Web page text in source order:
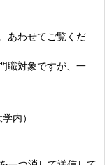
あわせてご覧くだ
職対象ですが、一
内）